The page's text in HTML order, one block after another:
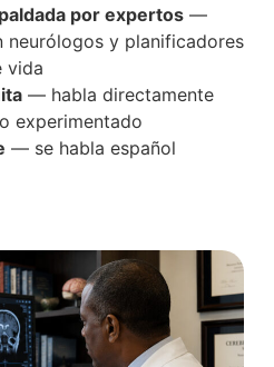
por expertos—
neurólogos y planificadores
vida
— habla directamente
experimentado
— se habla español